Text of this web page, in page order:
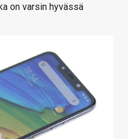
on varsin hyvässä